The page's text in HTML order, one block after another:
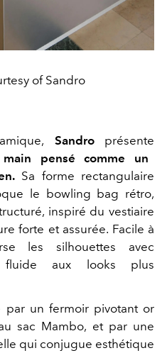
of Sandro
Sandro présente
pensé comme un
Sa forme rectangulaire
le bowling bag rétro,
inspiré du vestiaire
forte et assurée. Facile à
les silhouettes avec
fluide aux looks plus
par un fermoir pivotant or
sac Mambo, et par une
qui conjugue esthétique